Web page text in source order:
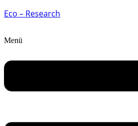
Eco – Research
Menü